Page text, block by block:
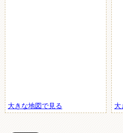
大きな地図で見る 大